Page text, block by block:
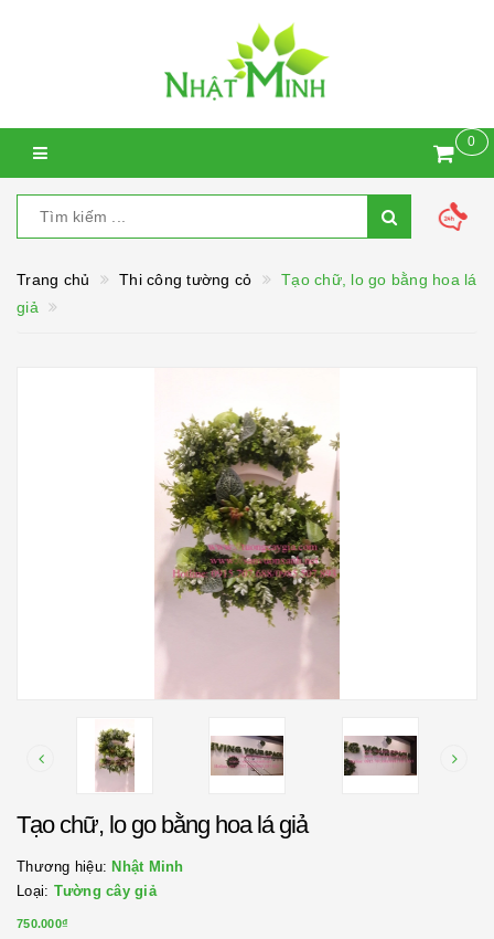
0
Trang chủ Thi công tường cỏ
Tạo chữ, lo go bằng hoa lá
giả
Tạo chữ, lo go bằng hoa lá giả
Thương hiệu: Nhật Minh
Loại: Tường cây giả
750.000₫